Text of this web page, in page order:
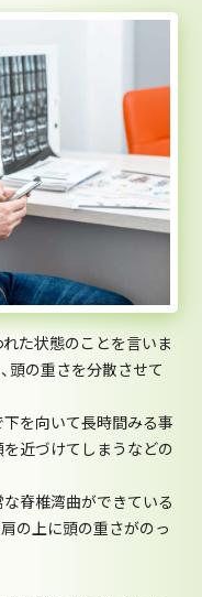
た状態のことを言いま
頭の重さを分散させて
下を向いて長時間みる事
を近づけてしまうなどの
脊椎湾曲ができている
の上に頭の重さがのっ